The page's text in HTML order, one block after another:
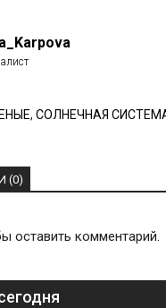
, СОЛНЕЧНАЯ
(0)
оставить комментарий.